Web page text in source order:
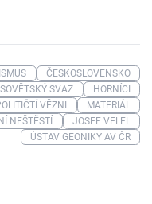
ČESKOSLOVENSKO
SOVĚTSKÝ SVAZ
HORNÍCI
VĚZNI
MATERIÁL
NEŠTĚSTÍ
JOSEF VELFL
ÚSTAV GEONIKY AV ČR